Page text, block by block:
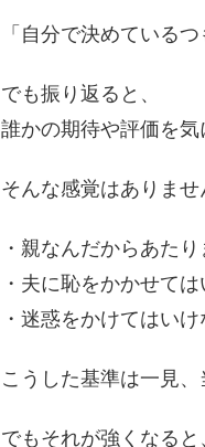
「自分で決めているつ
でも振り返ると、
誰かの期待や評価を気
そんな感覚はありませ
・親なんだからあたり
・夫に恥をかかせて
・迷惑をかけてはいけ
こうした基準は一見、
でもそれが強くなると